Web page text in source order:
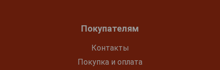
Покупателям
Контакты
Покупка и оплата